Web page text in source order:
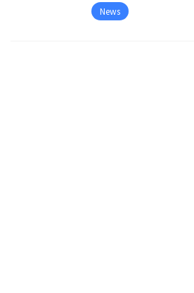
News